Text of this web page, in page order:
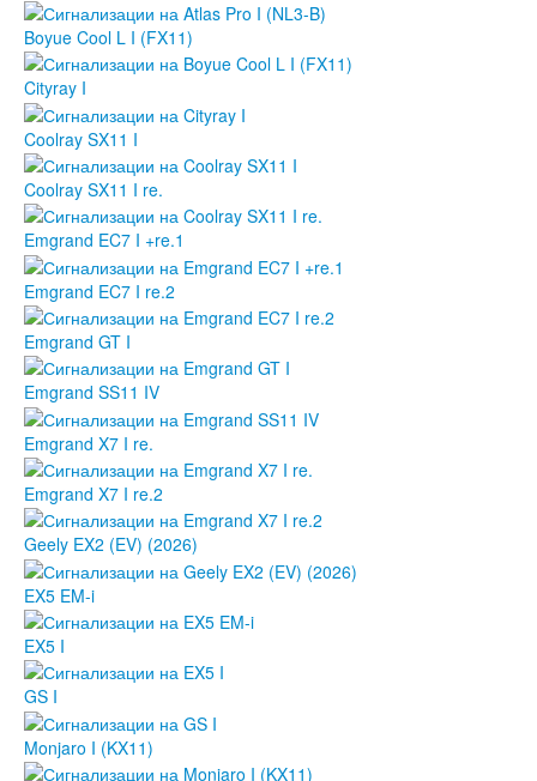
Boyue Cool L I (FX11)
Cityray I
Coolray SX11 I
Coolray SX11 I re.
Emgrand EC7 I +re.1
Emgrand EC7 I re.2
Emgrand GT I
Emgrand SS11 IV
Emgrand X7 I re.
Emgrand X7 I re.2
Geely EX2 (EV) (2026)
EX5 EM-i
EX5 I
GS I
Monjaro I (KX11)